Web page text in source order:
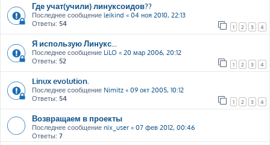
Где учат(учили) линуксоидов??
Последнее сообщение leikind « 04 ноя 2010, 22:13
Ответы: 54 1 2 3 4
Я использую Линукс...
Последнее сообщение LiLO « 20 мар 2006, 20:12
Ответы: 52 1 2 3 4
Linux evolution.
Последнее сообщение Nimitz « 09 окт 2005, 10:12
Ответы: 54 1 2 3 4
Возвращаем в проекты
Последнее сообщение nix_user « 07 фев 2012, 00:46
Ответы: 7